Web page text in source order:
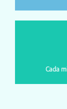
Cada